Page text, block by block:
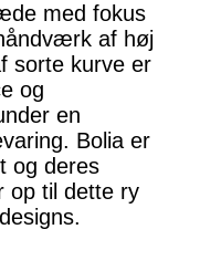
med fokus
af høj
sorte kurve er
og
en
Bolia er
og deres
op til dette ry